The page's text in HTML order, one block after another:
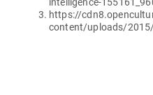
https://
content/uploads/